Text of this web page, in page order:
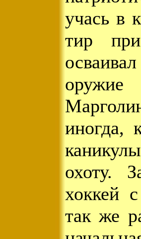
учась в
тир
иногда,
охоту.
хоккей
так же